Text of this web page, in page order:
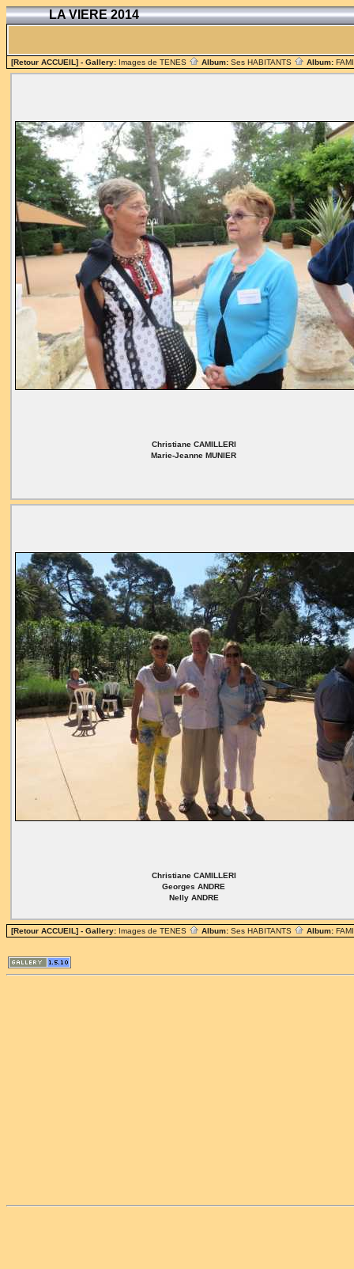
LA VIERE 2014
[Retour ACCUEIL] - Gallery: Images de TENES Album: Ses HABITANTS Album:
Christiane CAMILLERI
Marie-Jeanne MUNIER
Christiane CAMILLERI
Georges ANDRE
Nelly ANDRE
[Retour ACCUEIL] - Gallery: Images de TENES Album: Ses HABITANTS Album: